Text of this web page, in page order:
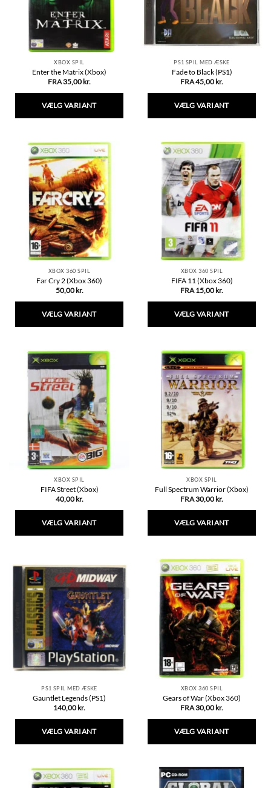
varesiden
på
varesiden
XBOX SPIL
Enter the Matrix (Xbox)
FRA35,00 kr.
VÆLG VARIANT
har
flere
varianter.
Mulighederne
kan
vælges
på
varesiden
PS1 SPIL MED ÆSKE
Fade to Black (PS1)
FRA45,00 kr.
VÆLG VARIANT
har
flere
varianter.
Mulighederne
kan
vælges
på
varesiden
XBOX 360 SPIL
Far Cry 2 (Xbox 360)
50,00 kr.
VÆLG VARIANT
har
flere
varianter.
Mulighederne
kan
vælges
på
varesiden
XBOX 360 SPIL
FIFA 11 (Xbox 360)
FRA15,00 kr.
VÆLG VARIANT
har
flere
varianter.
Mulighederne
kan
vælges
på
varesiden
XBOX SPIL
FIFA Street (Xbox)
40,00 kr.
VÆLG VARIANT
har
flere
varianter.
Mulighederne
kan
vælges
på
varesiden
XBOX SPIL
Full Spectrum Warrior (Xbox)
FRA30,00 kr.
VÆLG VARIANT
har
flere
varianter.
Mulighederne
kan
vælges
på
varesiden
PS1 SPIL MED ÆSKE
Gauntlet Legends (PS1)
140,00 kr.
VÆLG VARIANT
har
flere
XBOX 360 SPIL
Gears of War (Xbox 360)
FRA30,00 kr.
VÆLG VARIANT
har
flere